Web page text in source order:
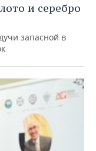
и серебро
запасной в